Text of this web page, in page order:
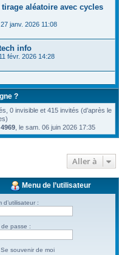
aléatoire avec cycles
janv. 2026 11:08
info
févr. 2026 14:28
?
0 invisible et 415 invités (d’après le
4969 , le sam. 06 juin 2026 17:35
Aller à
Menu de l’utilisateur
d’utilisateur :
de passe :
Se souvenir de moi